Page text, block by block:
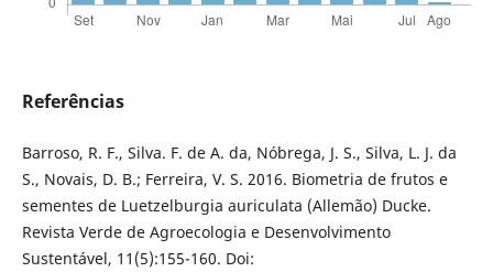
Referências
Barroso, R. F., Silva. F. de A. da, Nóbrega, J. S., Silva, L. J. da
S., Novais, D. B.; Ferreira, V. S. 2016. Biometria de frutos e
sementes de Luetzelburgia auriculata (Allemão) Ducke.
Revista Verde de Agroecologia e Desenvolvimento
Sustentável, 11(5):155-160. Doi: